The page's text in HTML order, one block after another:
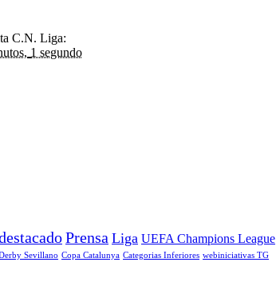
C.N. Liga:
1 segundo
Prensa Liga UEFA Champions League
Sevillano Copa Catalunya Categorias Inferiores webiniciativas TG